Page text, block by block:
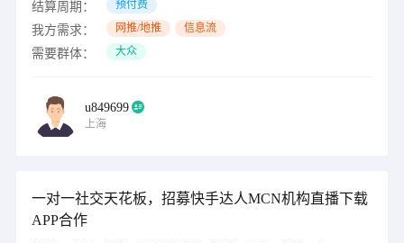
结算周期： 预付费
我方需求： 网推/地推 信息流
需要群体： 大众
u849699
上海
一对一社交天花板，招募快手达人MCN机构直播下载
APP合作